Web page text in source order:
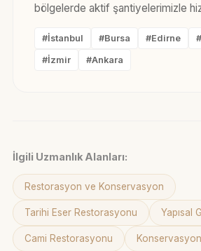
bölgelerde aktif şantiyelerimizle
#İstanbul #Bursa #Edirne
#İzmir #Ankara
İlgili Uzmanlık Alanları:
Restorasyon ve Konservasyon
Tarihi Eser Restorasyonu Yapısal
Cami Restorasyonu